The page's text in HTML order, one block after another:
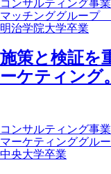
コンサルティング事
マッチンググループ
明治学院大学卒業
施策と検証を
ーケティング。
コンサルティング事
マーケティンググル
中央大学卒業